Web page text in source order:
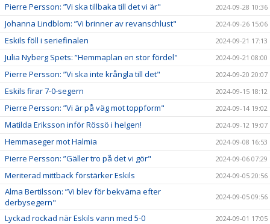
Pierre Persson: ”Vi ska tillbaka till det vi är" 2024-09-28 10:36
Johanna Lindblom: ”Vi brinner av revanschlust" 2024-09-26 15:06
Eskils föll i seriefinalen 2024-09-21 17:13
Julia Nyberg Spets: ”Hemmaplan en stor fördel" 2024-09-21 08:00
Pierre Persson: ”Vi ska inte krångla till det" 2024-09-20 20:07
Eskils firar 7-0-segern 2024-09-15 18:12
Pierre Persson: ”Vi är på väg mot toppform" 2024-09-14 19:02
Matilda Eriksson inför Rössö i helgen! 2024-09-12 19:07
Hemmaseger mot Halmia 2024-09-08 16:53
Pierre Persson: ”Gäller tro på det vi gör" 2024-09-06 07:29
Meriterad mittback förstärker Eskils 2024-09-05 20:56
Alma Bertilsson: ”Vi blev för bekväma efter
derbysegern"
2024-09-05 09:56
Lyckad rockad när Eskils vann med 5-0 2024-09-01 17:05